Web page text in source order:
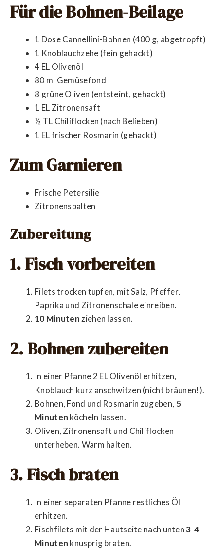
Für die Bohnen-Beilage
1 Dose Cannellini-Bohnen (400 g, abgetropft)
1 Knoblauchzehe (fein gehackt)
4 EL Olivenöl
80 ml Gemüsefond
8 grüne Oliven (entsteint, gehackt)
1 EL Zitronensaft
½ TL Chiliflocken (nach Belieben)
1 EL frischer Rosmarin (gehackt)
Zum Garnieren
Frische Petersilie
Zitronenspalten
Zubereitung
1. Fisch vorbereiten
Filets trocken tupfen, mit Salz, Pfeffer,
Paprika und Zitronenschale einreiben.
10 Minuten ziehen lassen.
2. Bohnen zubereiten
In einer Pfanne 2 EL Olivenöl erhitzen,
Knoblauch kurz anschwitzen (nicht bräunen!).
Bohnen, Fond und Rosmarin zugeben, 5
Minuten köcheln lassen.
Oliven, Zitronensaft und Chiliflocken
unterheben. Warm halten.
3. Fisch braten
In einer separaten Pfanne restliches Öl
erhitzen.
Fischfilets mit der Hautseite nach unten3-4
Minuten knusprig braten.